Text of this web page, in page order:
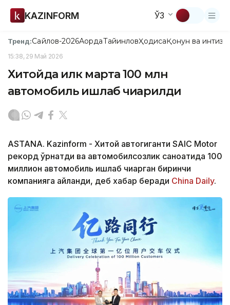
KAZINFORM ЎЗ
Тренд:Сайлов-2026АқордаТайинловҲодисаҚонун ва
15:38, 29 Май 2026
Хитойда илк марта 100 млн
автомобиль ишлаб чиқарилди
ASTANA. Kazinform - Хитой автогиганти SAIC Motor
рекорд ўрнатди ва автомобилсозлик саноатида 100
миллион автомобиль ишлаб чиқарган биринчи
компанияга айланди, деб хабар беради China Daily.